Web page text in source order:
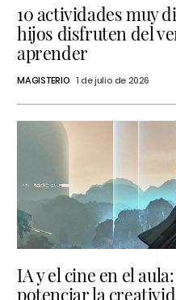
10 actividades muy
hijos disfruten del
aprender
MAGISTERIO 1 de julio de 2026
IA y el cine en el
potenciar la